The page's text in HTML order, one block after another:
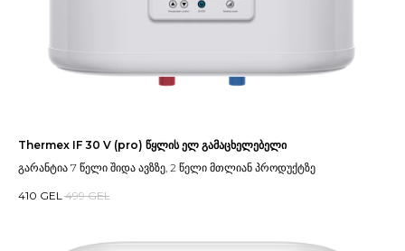
Thermex IF 30 V (pro) წყლის ელ გამაცხელებელი
გარანტია 7 წელი შიდა ავზზე, 2 წელი მთლიან პროდუქტზე
410 GEL 499 GEL